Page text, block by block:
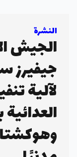
النشرة
الجيش
جيفيرز
لآلية